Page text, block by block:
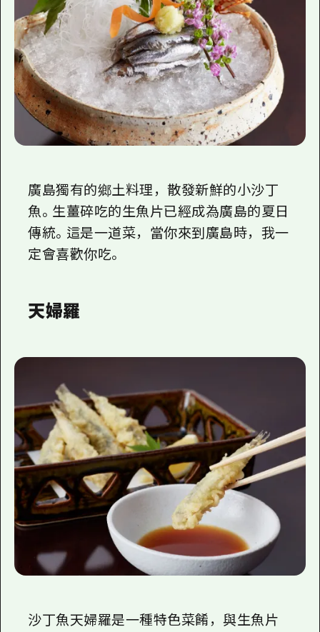
廣島獨有的鄉土料理，散發新鮮的小沙丁
魚。生薑碎吃的生魚片已經成為廣島的夏日
傳統。這是一道菜，當你來到廣島時，我一
定會喜歡你吃。
天婦羅
沙丁魚天婦羅是一種特色菜餚，與生魚片